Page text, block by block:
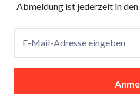
Abmeldung ist jederzeit in
E-Mail-Adresse eingeben